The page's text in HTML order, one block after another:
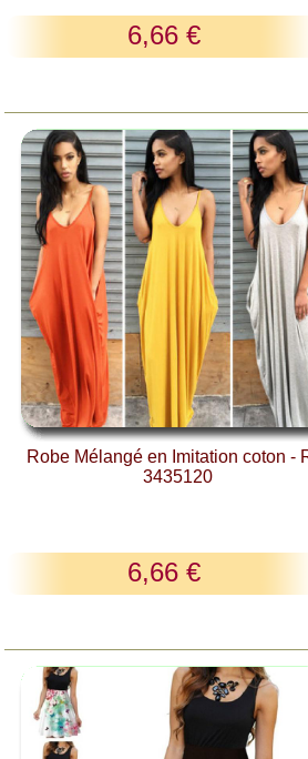
6,66 €
Robe Mélangé en Imitation coton -
3435120
6,66 €